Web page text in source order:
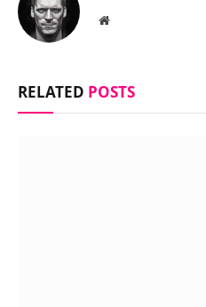
Website
RELATED POSTS